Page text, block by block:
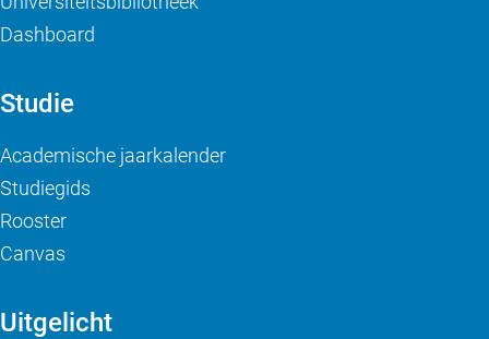
Dashboard
Studie
Academische jaarkalender
Studiegids
Rooster
Canvas
Uitgelicht